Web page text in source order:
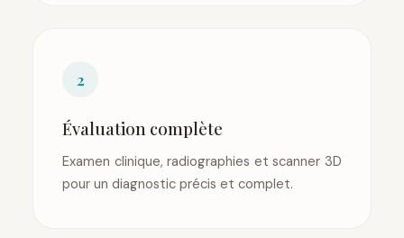
2
Évaluation complète
Examen clinique, radiographies et scanner 3D
pour un diagnostic précis et complet.